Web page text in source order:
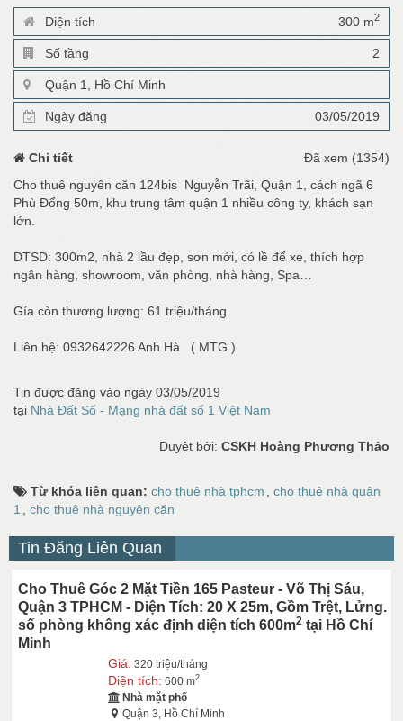
Diện tích 300 m2
Số tầng 2
Quận 1, Hồ Chí Minh
Ngày đăng 03/05/2019
Chi tiết
Đã xem (1354)
Cho thuê nguyên căn 124bis Nguyễn Trãi, Quận 1, cách ngã 6
Phù Đổng 50m, khu trung tâm quận 1 nhiều công ty, khách sạn
lớn.
DTSD: 300m2, nhà 2 lầu đẹp, sơn mới, có lề để xe, thích hợp
ngân hàng, showroom, văn phòng, nhà hàng, Spa…
Gía còn thương lượng: 61 triệu/tháng
Liên hệ: 0932642226 Anh Hà ( MTG )
Tin được đăng vào ngày 03/05/2019
tại Nhà Đất Số - Mạng nhà đất số 1 Việt Nam
Duyệt bởi: CSKH Hoàng Phương Thảo
Từ khóa liên quan: cho thuê nhà tphcm
cho thuê nhà quận
1
cho thuê nhà nguyên căn
Tin Đăng Liên Quan
Cho Thuê Góc 2 Mặt Tiền 165 Pasteur - Võ Thị Sáu,
Quận 3 TPHCM - Diện Tích: 20 X 25m, Gồm Trệt, Lửng.
số phòng không xác định diện tích 600m2 tại Hồ Chí
Minh
Giá: 320 triệu/tháng
Diện tích: 600 m2
Nhà mặt phố
Quận 3, Hồ Chí Minh